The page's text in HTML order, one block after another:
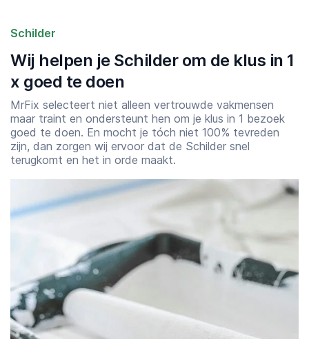
Schilder
Wij helpen je Schilder om de klus in 1
x goed te doen
MrFix selecteert niet alleen vertrouwde vakmensen
maar traint en ondersteunt hen om je klus in 1 bezoek
goed te doen. En mocht je tóch niet 100% tevreden
zijn, dan zorgen wij ervoor dat de Schilder snel
terugkomt en het in orde maakt.